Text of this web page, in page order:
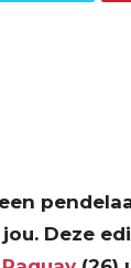
Deze